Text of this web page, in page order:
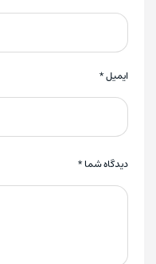
ایمیل*
دیدگاه شما*